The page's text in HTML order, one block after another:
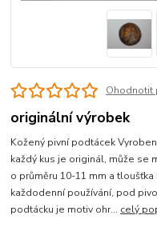
Ohodnotit
originální výrobek
Kožený pivní podtácek
každý kus je originál, může se
o průměru 10-11 mm a
každodenní používání, pod
podtácku je motiv ohr... celý